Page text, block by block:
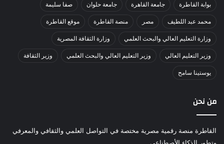
بوابة القاطرة جامعة القاهرة جامعة حلوان صفا سليمة
محمد عبد اللطيف مصر منصة القاطرة موقع القاطرة
وزارة التعليم العالي والبحث العلمي وزارة الثقافة المصرية
وزير التعليم العالي وزير التعليم العالي والبحث العلمي وزير الثقافة
يوستينا سامح
من نحن
القاطرة منصة رقمية مصرية مختصة في التواصل العلمي والثقافي والمعرفي